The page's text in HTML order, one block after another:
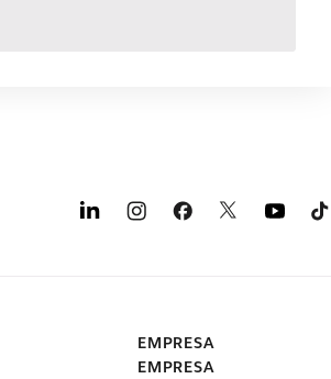
EMPRESA
EMPRESA